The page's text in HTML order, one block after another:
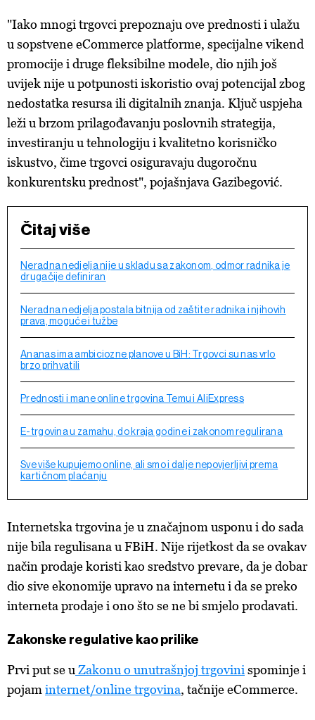
"Iako mnogi trgovci prepoznaju ove prednosti i ulažu
u sopstvene eCommerce platforme, specijalne vikend
promocije i druge fleksibilne modele, dio njih još
uvijek nije u potpunosti iskoristio ovaj potencijal zbog
nedostatka resursa ili digitalnih znanja. Ključ uspjeha
leži u brzom prilagođavanju poslovnih strategija,
investiranju u tehnologiju i kvalitetno korisničko
iskustvo, čime trgovci osiguravaju dugoročnu
konkurentsku prednost", pojašnjava Gazibegović.
Čitaj više
Neradna nedjelja nije u skladu sa zakonom, odmor radnika je
drugačije definiran
Neradna nedjelja postala bitnija od zaštite radnika i njihovih
prava, moguće i tužbe
Ananas ima ambiciozne planove u BiH: Trgovci su nas vrlo
brzo prihvatili
Prednosti i mane online trgovina Temu i AliExpress
E-trgovina u zamahu, do kraja godine i zakonom regulirana
Sve više kupujemo online, ali smo i dalje nepovjerljivi prema
kartičnom plaćanju
Internetska trgovina je u značajnom usponu i do sada
nije bila regulisana u FBiH. Nije rijetkost da se ovakav
način prodaje koristi kao sredstvo prevare, da je dobar
dio sive ekonomije upravo na internetu i da se preko
interneta prodaje i ono što se ne bi smjelo prodavati.
Zakonske regulative kao prilike
Prvi put se u Zakonu o unutrašnjoj trgovini spominje i
pojam internet/online trgovina, tačnije eCommerce.